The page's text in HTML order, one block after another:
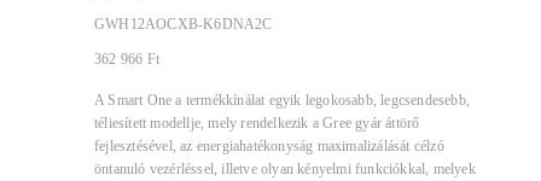
GWH12AOCXB-K6DNA2C
362 966 Ft
A Smart One a termékkínálat egyik legokosabb, legcsendesebb,
téliesített modellje, mely rendelkezik a Gree gyár áttörő
fejlesztésével, az energiahatékonyság maximalizálását célzó
öntanuló vezérléssel, illetve olyan kényelmi funkciókkal, melyek